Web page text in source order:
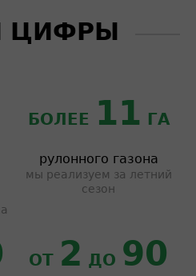
ЦИФРЫ
БОЛЕЕ 11 ГА
рулонного газона
мы реализуем за летний
сезон
ОТ 2 ДО 90